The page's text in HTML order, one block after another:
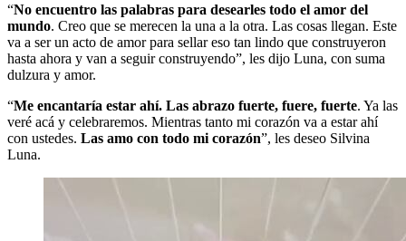
“No encuentro las palabras para desearles todo el amor del
mundo. Creo que se merecen la una a la otra. Las cosas llegan. Este
va a ser un acto de amor para sellar eso tan lindo que construyeron
hasta ahora y van a seguir construyendo”, les dijo Luna, con suma
dulzura y amor.
“Me encantaría estar ahí. Las abrazo fuerte, fuere, fuerte. Ya las
veré acá y celebraremos. Mientras tanto mi corazón va a estar ahí
con ustedes. Las amo con todo mi corazón”, les deseo Silvina
Luna.